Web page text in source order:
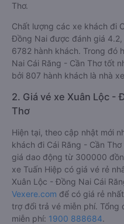
Thơ.
Chất lượng các xe khách đi
Đồng Nai được đánh giá
6782 hành khách. Trong đó
Nai Cái Răng - Cần Thơ tốt
bởi 807 hành khách là nhà
2. Giá vé xe Xuân Lộc -
Thơ
Hiện tại, theo cập nhật mới
khách đi Cái Răng - Cần
giá dao động từ 300000
xe Tuấn Hiệp có giá vé rẻ
Xuân Lộc - Đồng Nai Cái
Vexere.com để có giá rẻ
trợ đổi trả vé miễn phí.
miễn phí: 1900 888684.